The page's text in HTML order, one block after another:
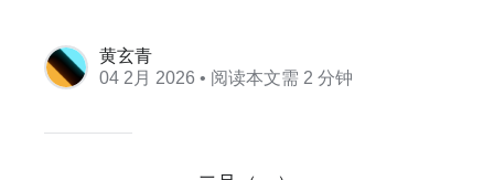
黄玄青
04 2月 2026 • 阅读本文需 2 分钟